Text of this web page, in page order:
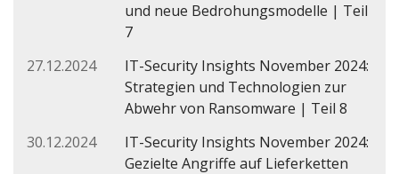
und neue Bedrohungsmodelle | Teil
7
IT-Security Insights November 2024:
Strategien und Technologien zur
Abwehr von Ransomware | Teil 8
27.12.2024
IT-Security Insights November 2024:
Gezielte Angriffe auf Lieferketten
30.12.2024